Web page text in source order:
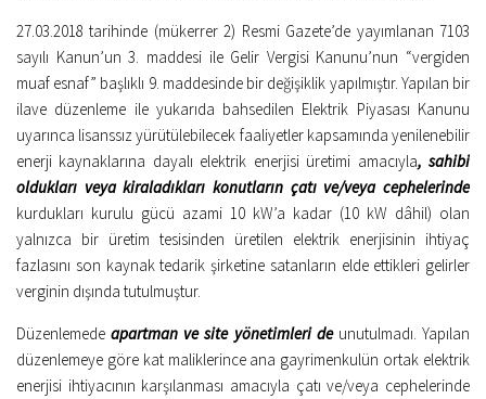
27.03.2018 tarihinde (mükerrer 2) Resmi Gazete’de yayımlanan 7103
sayılı Kanun’un 3. maddesi ile Gelir Vergisi Kanunu’nun “vergiden
muaf esnaf” başlıklı 9. maddesinde bir değişiklik yapılmıştır. Yapılan bir
ilave düzenleme ile yukarıda bahsedilen Elektrik Piyasası Kanunu
uyarınca lisanssız yürütülebilecek faaliyetler kapsamında yenilenebilir
enerji kaynaklarına dayalı elektrik enerjisi üretimi amacıyla, sahibi
oldukları veya kiraladıkları konutların çatı ve/veya cephelerinde
kurdukları kurulu gücü azami 10 kW’a kadar (10 kW dâhil) olan
yalnızca bir üretim tesisinden üretilen elektrik enerjisinin ihtiyaç
fazlasını son kaynak tedarik şirketine satanların elde ettikleri gelirler
verginin dışında tutulmuştur.
Düzenlemedeapartman ve site yönetimleri deunutulmadı. Yapılan
düzenlemeye göre kat maliklerince ana gayrimenkulün ortak elektrik
enerjisi ihtiyacının karşılanması amacıyla çatı ve/veya cephelerinde